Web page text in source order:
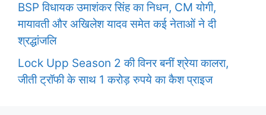
BSP विधायक उमाशंकर सिंह का निधन, CM योगी,
मायावती और अखिलेश यादव समेत कई नेताओं ने दी
श्रद्धांजलि
Lock Upp Season 2 की विनर बनीं श्रेया कालरा,
जीती ट्रॉफी के साथ 1 करोड़ रुपये का कैश प्राइज